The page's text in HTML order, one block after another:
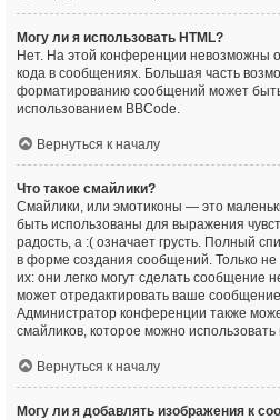
Могу ли я использовать HTML?
Нет. На этой конференции невозможны
кода в сообщениях. Большая часть
форматированию сообщений может
использованием BBCode.
Вернуться к началу
Что такое смайлики?
Смайлики, или эмотиконы — это
быть использованы для выражения
радость, а :( означает грусть. Полный
в форме создания сообщений. Только не
их: они легко могут сделать сообщение
может отредактировать ваше
Администратор конференции также
смайликов, которое можно
Вернуться к началу
Могу ли я добавлять изображения к